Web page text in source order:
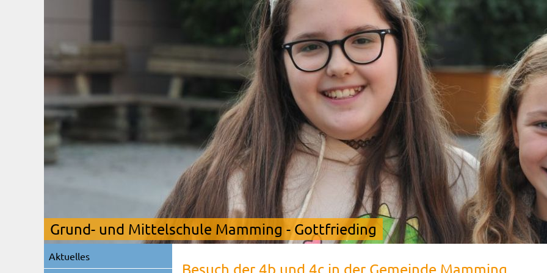
Grund- und Mittelschule Mamming - Gottfrieding
Besuch der 4b und 4c in der Gemeinde Mamming
Navigation
überspringen
Aktuelles